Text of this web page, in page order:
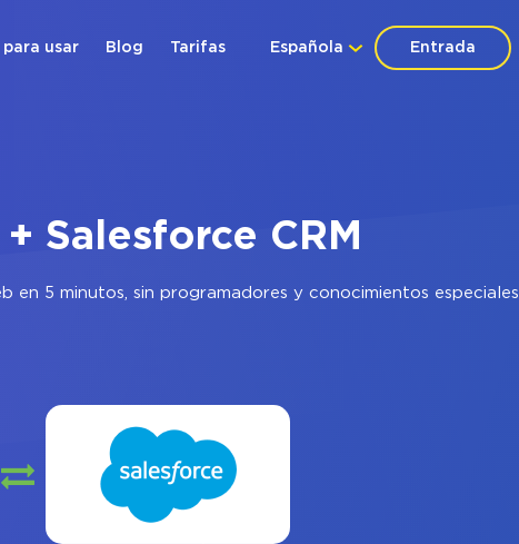
Entrada
Española
usar Blog Tarifas
Salesforce CRM
en 5 minutos, sin programadores y conocimientos especiales.